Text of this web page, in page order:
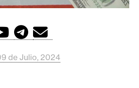
de Julio, 2024